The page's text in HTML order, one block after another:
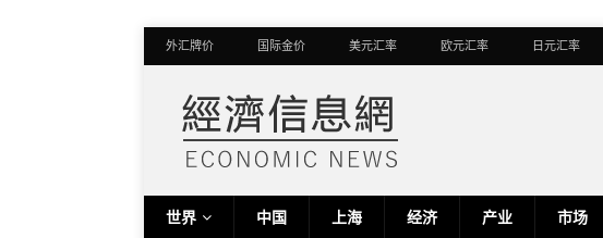
外汇牌价 国际金价 美元汇率 欧元汇率 日元汇率
世界 中国 上海 经济 产业 市场